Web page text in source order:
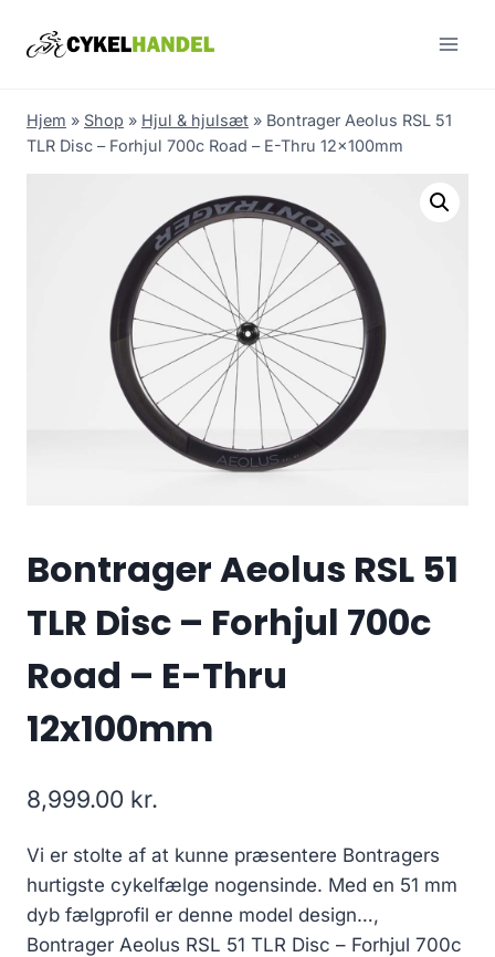
Hjem » Shop » Hjul & hjulsæt » Bontrager Aeolus RSL 51
TLR Disc – Forhjul 700c Road – E-Thru 12x100mm
Bontrager Aeolus RSL 51
TLR Disc – Forhjul 700c
Road – E-Thru
12x100mm
8,999.00 kr.
Vi er stolte af at kunne præsentere Bontragers
hurtigste cykelfælge nogensinde. Med en 51 mm
dyb fælgprofil er denne model design…,
Bontrager Aeolus RSL 51 TLR Disc – Forhjul 700c